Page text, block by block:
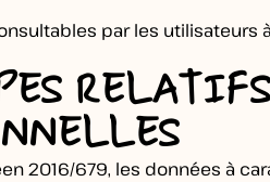
par les utilisateurs à
2016/679, les données à